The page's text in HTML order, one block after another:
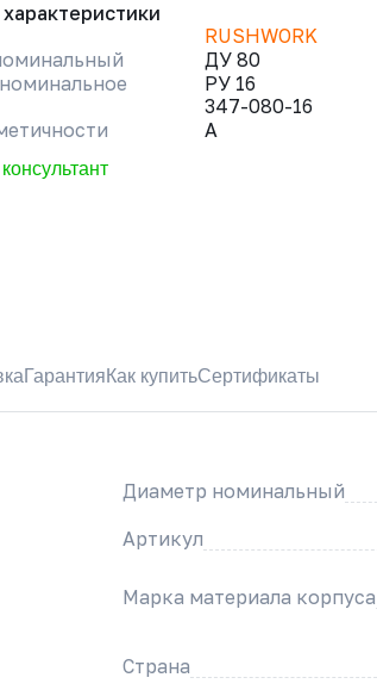
RUSHWORK
ДУ 80
РУ 16
347-080-16
A
Гарантия Как купитьСертификаты
Диаметр номинальный
Артикул
Марка материала корпуса
Страна